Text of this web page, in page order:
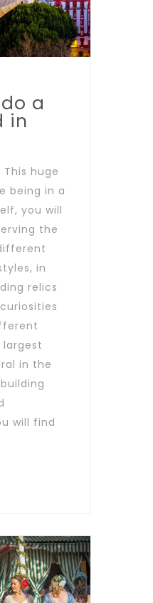
a
in
huge
being in a
you will
the
in
relics
in the
will find